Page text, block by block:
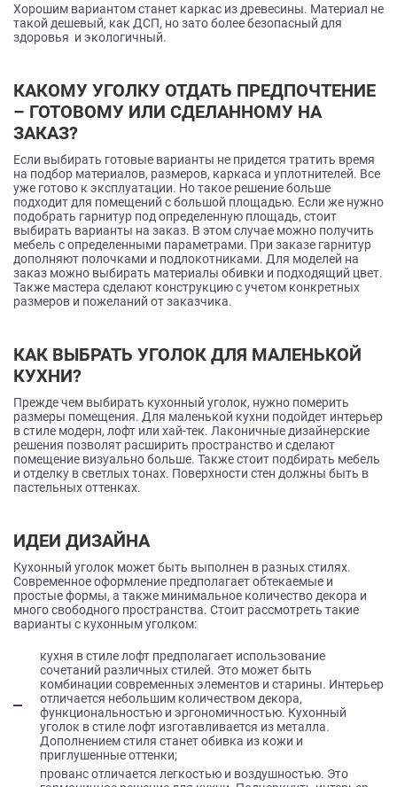
Хорошим вариантом станет каркас из древесины. Материал не
такой дешевый, как ДСП, но зато более безопасный для
здоровья и экологичный.
КАКОМУ УГОЛКУ ОТДАТЬ ПРЕДПОЧТЕНИЕ
– ГОТОВОМУ ИЛИ СДЕЛАННОМУ НА
ЗАКАЗ?
Если выбирать готовые варианты не придется тратить время
на подбор материалов, размеров, каркаса и уплотнителей. Все
уже готово к эксплуатации. Но такое решение больше
подходит для помещений с большой площадью. Если же нужно
подобрать гарнитур под определенную площадь, стоит
выбирать варианты на заказ. В этом случае можно получить
мебель с определенными параметрами. При заказе гарнитур
дополняют полочками и подлокотниками. Для моделей на
заказ можно выбирать материалы обивки и подходящий цвет.
Также мастера сделают конструкцию с учетом конкретных
размеров и пожеланий от заказчика.
КАК ВЫБРАТЬ УГОЛОК ДЛЯ МАЛЕНЬКОЙ
КУХНИ?
Прежде чем выбирать кухонный уголок, нужно померить
размеры помещения. Для маленькой кухни подойдет интерьер
в стиле модерн, лофт или хай-тек. Лаконичные дизайнерские
решения позволят расширить пространство и сделают
помещение визуально больше. Также стоит подбирать мебель
и отделку в светлых тонах. Поверхности стен должны быть в
пастельных оттенках.
ИДЕИ ДИЗАЙНА
Кухонный уголок может быть выполнен в разных стилях.
Современное оформление предполагает обтекаемые и
простые формы, а также минимальное количество декора и
много свободного пространства. Стоит рассмотреть такие
варианты с кухонным уголком:
кухня в стиле лофт предполагает использование
сочетаний различных стилей. Это может быть
комбинации современных элементов и старины. Интерьер
отличается небольшим количеством декора,
функциональностью и эргономичностью. Кухонный
уголок в стиле лофт изготавливается из металла.
Дополнением стиля станет обивка из кожи и
приглушенные оттенки;
прованс отличается легкостью и воздушностью. Это